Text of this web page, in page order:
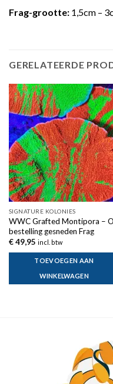
Frag-grootte: 1,5cm –
GERELATEERDE
SIGNATURE KOLONIES
WWC Grafted Montipora –
bestelling gesneden Frag
€49,95 incl. btw
TOEVOEGEN AAN
WINKELWAGEN